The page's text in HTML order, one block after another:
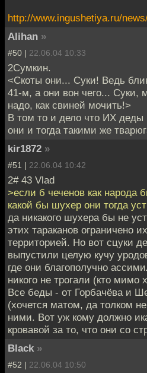
http://www.ingushetiya.ru/
Alihan »
#50 | 22.06.04 10:33
2Сумкин.
<Скоты они... Суки! Ведь
41-м, а они вон чего... Суки,
надо, как свиней мочить!>
В том то и дело что ИХ деды
они и тогда такими же
kir1872 »
#51 | 22.06.04 10:42
2# 43 Vlad
>если б чеченов как народа
какой бы шухер они тогда
да никакого шухера бы не
этих тараканов ограничено
территорией. Но вот сцуки
выпустили целую кучу
где они благополучно
никого не трогали (кто мимо
Все беды - от Горбачёва и
(хочется матом, да толком
ними. Вот уж кому должно
кровавой за то, что они со
Black »
#52 | 22.06.04 10:50